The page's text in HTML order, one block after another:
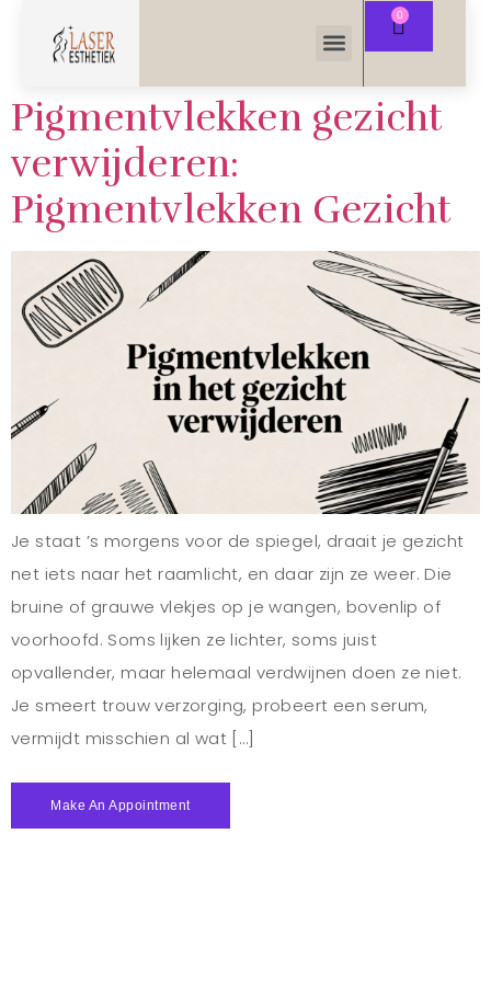
Pigmentvlekken gezicht
verwijderen:
Pigmentvlekken Gezicht
Je staat ’s morgens voor de spiegel, draait je gezicht
net iets naar het raamlicht, en daar zijn ze weer. Die
bruine of grauwe vlekjes op je wangen, bovenlip of
voorhoofd. Soms lijken ze lichter, soms juist
opvallender, maar helemaal verdwijnen doen ze niet.
Je smeert trouw verzorging, probeert een serum,
vermijdt misschien al wat […]
Make An Appointment